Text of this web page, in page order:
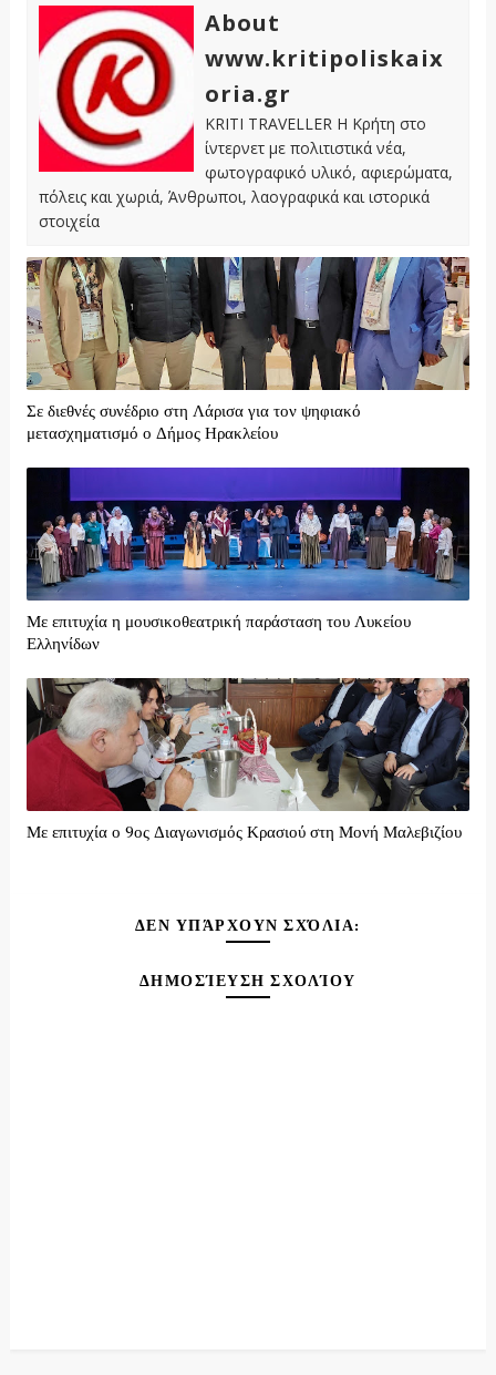
About
www.kritipoliskaix
oria.gr
KRITI TRAVELLER Η Κρήτη στο
ίντερνετ με πολιτιστικά νέα,
φωτογραφικό υλικό, αφιερώματα,
πόλεις και χωριά, Άνθρωποι, λαογραφικά και ιστορικά
στοιχεία
Σε διεθνές συνέδριο στη Λάρισα για τον ψηφιακό
μετασχηματισμό ο Δήμος Ηρακλείου
Με επιτυχία η μουσικοθεατρική παράσταση του Λυκείου
Ελληνίδων
Με επιτυχία ο 9ος Διαγωνισμός Κρασιού στη Μονή Μαλεβιζίου
ΔΕΝ ΥΠΆΡΧΟΥΝ ΣΧΌΛΙΑ:
ΔΗΜΟΣΊΕΥΣΗ ΣΧΟΛΊΟΥ